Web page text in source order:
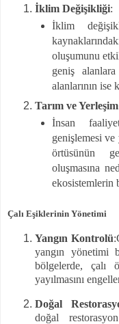
İklim Değişikliği:
İklim
oluşumunu
geniş
alanlarının ise
Tarım ve Yerleşim
İnsan
genişlemesi ve
örtüsünün
oluşmasına
ekosistemlerin
Çalı Eşiklerinin Yönetimi
Yangın Kontrolü
yangın yönetimi
bölgelerde, çalı
yayılmasını
Doğal
doğal